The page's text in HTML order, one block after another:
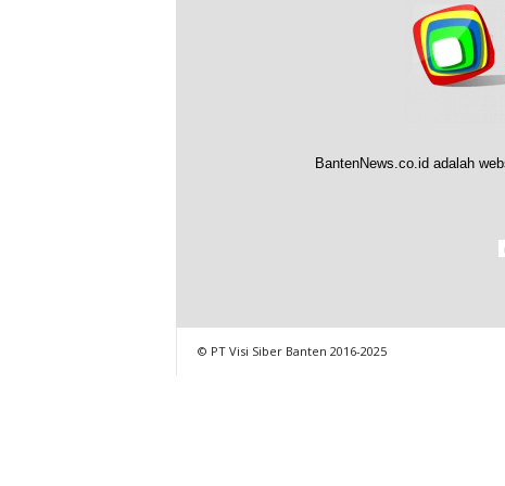
BantenNews.co.id adalah
© PT Visi Siber Banten 2016-2025